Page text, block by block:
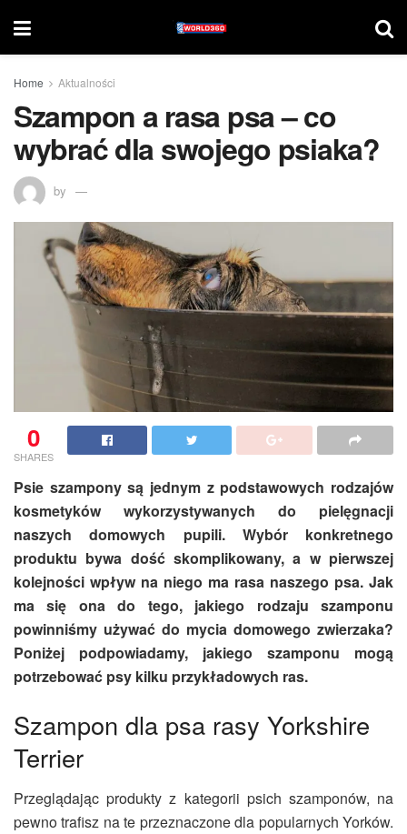
Home Aktualności
Szampon a rasa psa – co
wybrać dla swojego psiaka?
by
0
SHARES
Psie szampony są jednym z podstawowych rodzajów
kosmetyków wykorzystywanych do pielęgnacji
naszych domowych pupili. Wybór konkretnego
produktu bywa dość skomplikowany, a w pierwszej
kolejności wpływ na niego ma rasa naszego psa. Jak
ma się ona do tego, jakiego rodzaju szamponu
powinniśmy używać do mycia domowego zwierzaka?
Poniżej podpowiadamy, jakiego szamponu mogą
potrzebować psy kilku przykładowych ras.
Szampon dla psa rasy Yorkshire
Terrier
Przeglądając produkty z kategorii psich szamponów, na
pewno trafisz na te przeznaczone dla popularnych Yorków.